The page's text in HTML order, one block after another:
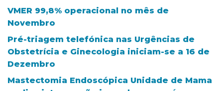
VMER 99,8% operacional no mês de
Novembro
Pré-triagem telefónica nas Urgências de
Obstetrícia e Ginecologia iniciam-se a 16 de
Dezembro
Mastectomia Endoscópica Unidade de Mama